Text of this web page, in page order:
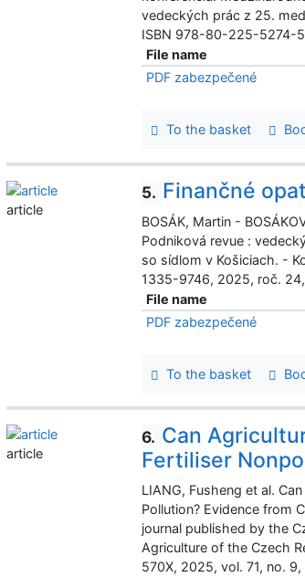
vedeckých prác z 25.
ISBN 978-80-225-5274-
File name
PDF zabezpečené
To the basket
5. Finančné
BOSÁK, Martin -
Podniková revue :
so sídlom v Košiciach. -
1335-9746, 2025, roč.
File name
PDF zabezpečené
To the basket
article
6. Can
Fertiliser
LIANG, Fusheng et al.
Pollution? Evidence from
journal published by the
Agriculture of the Czech
570X, 2025, vol. 71, no.
article